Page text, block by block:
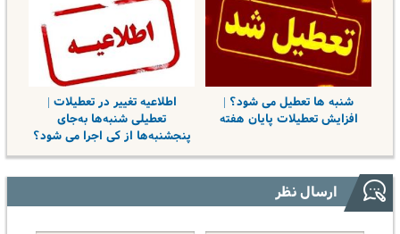
شنبه ها تعطیل می شود؟ |
افزایش تعطیلات پایان هفته
اطلاعیه تغییر در تعطیلات |
تعطیلی شنبه‌ها به‌جای
پنجشنبه‌ها از کی اجرا می شود؟
ارسال نظر